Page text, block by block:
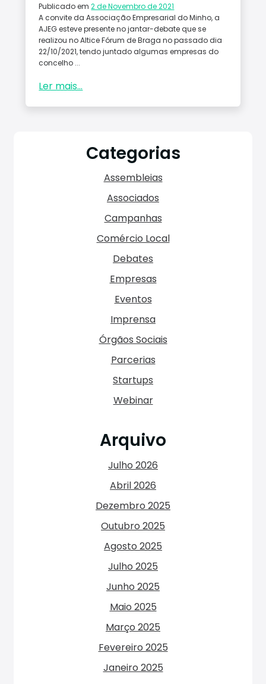
Publicado em2 de Novembro de 2021
A convite da Associação Empresarial do Minho, a
AJEG esteve presente no jantar-debate que se
realizou no Altice Fórum de Braga no passado dia
22/10/2021, tendo juntado algumas empresas do
concelho ...
Ler mais...
Categorias
Assembleias
Associados
Campanhas
Comércio Local
Debates
Empresas
Eventos
Imprensa
Órgãos Sociais
Parcerias
Startups
Webinar
Arquivo
Julho 2026
Abril 2026
Dezembro 2025
Outubro 2025
Agosto 2025
Julho 2025
Junho 2025
Maio 2025
Março 2025
Fevereiro 2025
Janeiro 2025